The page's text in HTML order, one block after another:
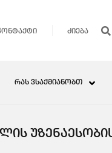
ᲠᲐᲡ ᲕᲡᲐᲥᲛᲘᲐᲜᲝᲑᲗ